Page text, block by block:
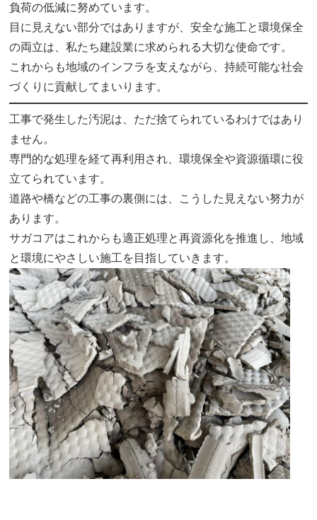
負荷の低減に努めています。
目に見えない部分ではありますが、安全な施工と環境保全
の両立は、私たち建設業に求められる大切な使命です。
これからも地域のインフラを支えながら、持続可能な社会
づくりに貢献してまいります。
工事で発生した汚泥は、ただ捨てられているわけではあり
ません。
専門的な処理を経て再利用され、環境保全や資源循環に役
立てられています。
道路や橋などの工事の裏側には、こうした見えない努力が
あります。
サガコアはこれからも適正処理と再資源化を推進し、地域
と環境にやさしい施工を目指していきます。